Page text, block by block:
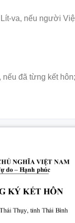
va, nếu người
đã từng kết hôn;